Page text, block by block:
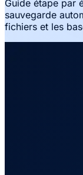
Guide étape par
sauvegarde
fichiers et les